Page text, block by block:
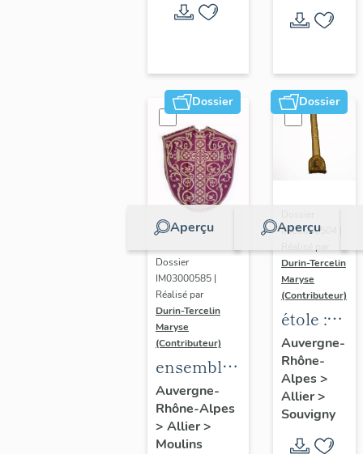
bourse
de
:
ornement
rouge
Dossier
Aperçu
Dossier
IM03000585 |
Réalisé par
Durin-Tercelin
Maryse
(Contributeur)
ensemble
de 5
chapes
(non
Auvergne-
Rhône-Alpes
> Allier>
Moulins
Dossier
Aperçu
IM03000504 |
Réalisé par
Durin-Tercelin
Maryse
(Contributeur)
étole :
ornement
blanc
Auvergne-
Rhône-
Alpes>
Allier>
Souvigny